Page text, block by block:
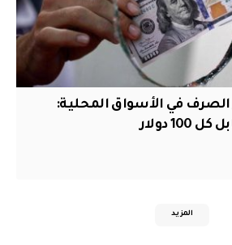
الصرف في الأسواق المحلية:
المزيد